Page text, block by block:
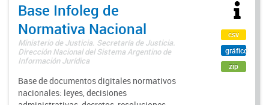
Base Infoleg de
Normativa Nacional
Ministerio de Justicia. Secretaría de Justicia.
Dirección Nacional del Sistema Argentino de
Información Jurídica
Base de documentos digitales normativos
nacionales: leyes, decisiones
csv
gráfico
zip